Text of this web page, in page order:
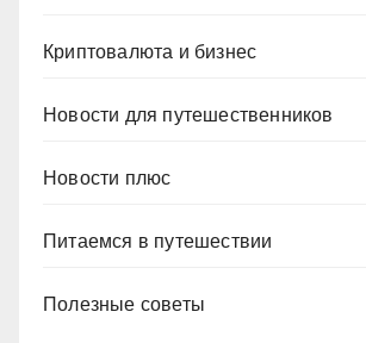
Криптовалюта и бизнес
Новости для путешественников
Новости плюс
Питаемся в путешествии
Полезные советы